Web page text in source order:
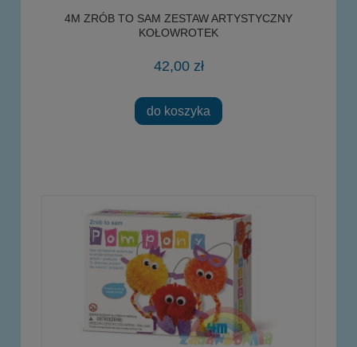
4M ZRÓB TO SAM ZESTAW ARTYSTYCZNY
KOŁOWROTEK
42,00 zł
do koszyka